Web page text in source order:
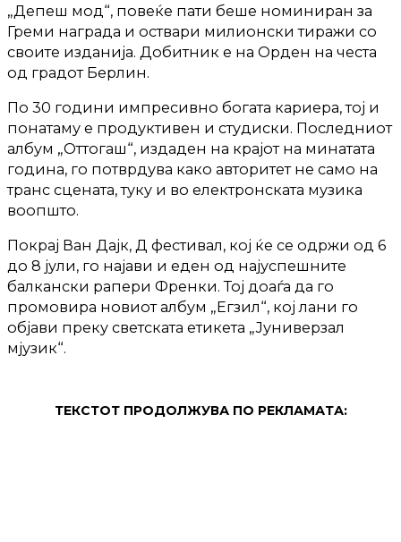
„Депеш мод“, повеќе пати беше номиниран за
Греми награда и оствари милионски тиражи со
своите изданија. Добитник е на Орден на честа
од градот Берлин.
По 30 години импресивно богата кариера, тој и
понатаму е продуктивен и студиски. Последниот
албум „Оттогаш“, издаден на крајот на минатата
година, го потврдува како авторитет не само на
транс сцената, туку и во електронската музика
воопшто.
Покрај Ван Дајк, Д фестивал, кој ќе се одржи од 6
до 8 јули, го најави и еден од најуспешните
балкански рапери Френки. Тој доаѓа да го
промовира новиот албум „Егзил“, кој лани го
објави преку светската етикета „Јуниверзал
мјузик“.
ТЕКСТОТ ПРОДОЛЖУВА ПО РЕКЛАМАТА: